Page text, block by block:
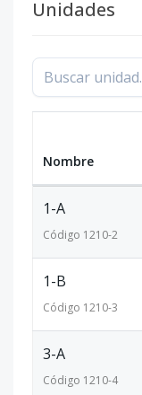
Unidades
Nombre
1-A
Código 1210-2
1-B
Código 1210-3
3-A
Código 1210-4